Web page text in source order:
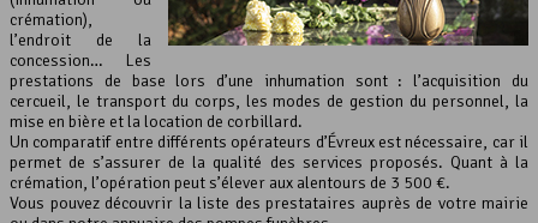
crémation),
l’endroit de la
concession… Les
prestations de base lors d’une inhumation sont : l’acquisition du
cercueil, le transport du corps, les modes de gestion du personnel, la
mise en bière et la location de corbillard.
Un comparatif entre différents opérateurs d’Évreux est nécessaire, car il
permet de s’assurer de la qualité des services proposés. Quant à la
crémation, l’opération peut s’élever aux alentours de 3 500 €.
Vous pouvez découvrir la liste des prestataires auprès de votre mairie